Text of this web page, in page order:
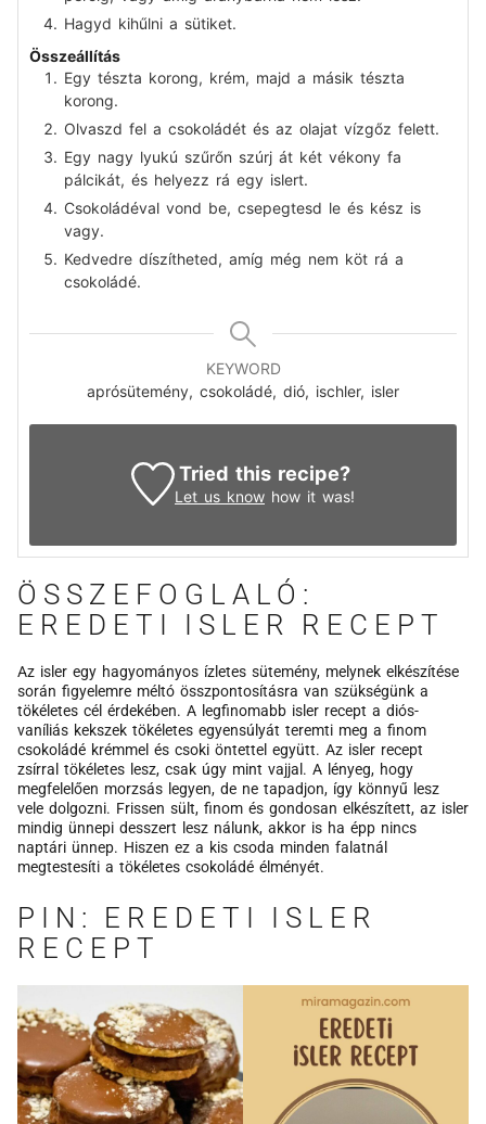
Hagyd kihűlni a sütiket.
Összeállítás
Egy tészta korong, krém, majd a másik tészta
korong.
Olvaszd fel a csokoládét és az olajat vízgőz felett.
Egy nagy lyukú szűrőn szúrj át két vékony fa
pálcikát, és helyezz rá egy islert.
Csokoládéval vond be, csepegtesd le és kész is
vagy.
Kedvedre díszítheted, amíg még nem köt rá a
csokoládé.
KEYWORD
aprósütemény, csokoládé, dió, ischler, isler
Tried this recipe?
Let us know how it was!
ÖSSZEFOGLALÓ:
EREDETI ISLER RECEPT
Az isler egy hagyományos ízletes sütemény, melynek elkészítése
során figyelemre méltó összpontosításra van szükségünk a
tökéletes cél érdekében. A legfinomabb isler recept a diós-
vaníliás kekszek tökéletes egyensúlyát teremti meg a finom
csokoládé krémmel és csoki öntettel együtt. Az isler recept
zsírral tökéletes lesz, csak úgy mint vajjal. A lényeg, hogy
megfelelően morzsás legyen, de ne tapadjon, így könnyű lesz
vele dolgozni. Frissen sült, finom és gondosan elkészített, az isler
mindig ünnepi desszert lesz nálunk, akkor is ha épp nincs
naptári ünnep. Hiszen ez a kis csoda minden falatnál
megtestesíti a tökéletes csokoládé élményét.
PIN: EREDETI ISLER
RECEPT